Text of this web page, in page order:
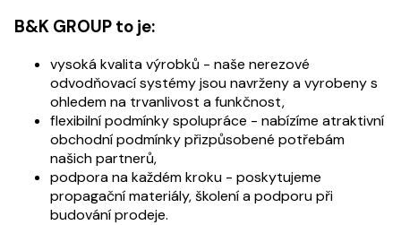
B&K GROUP to je:
vysoká kvalita výrobků - naše nerezové
odvodňovací systémy jsou navrženy a vyrobeny s
ohledem na trvanlivost a funkčnost,
flexibilní podmínky spolupráce - nabízíme atraktivní
obchodní podmínky přizpůsobené potřebám
našich partnerů,
podpora na každém kroku - poskytujeme
propagační materiály, školení a podporu při
budování prodeje.